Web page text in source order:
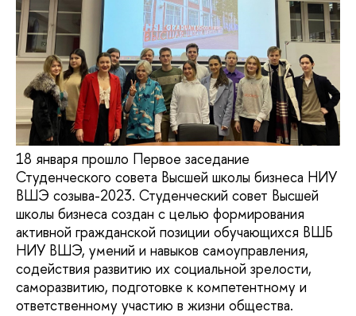
18 января прошло Первое заседание
Студенческого совета Высшей школы бизнеса НИУ
ВШЭ созыва-2023. Студенческий совет Высшей
школы бизнеса создан с целью формирования
активной гражданской позиции обучающихся ВШБ
НИУ ВШЭ, умений и навыков самоуправления,
содействия развитию их социальной зрелости,
саморазвитию, подготовке к компетентному и
ответственному участию в жизни общества.